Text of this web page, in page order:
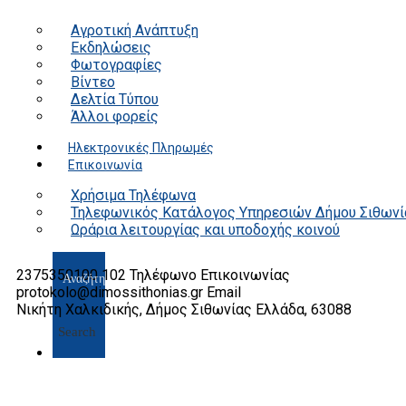
Αγροτική Ανάπτυξη
Εκδηλώσεις
Φωτογραφίες
Βίντεο
Δελτία Τύπου
Άλλοι φορείς
Ηλεκτρονικές Πληρωμές
Επικοινωνία
Χρήσιμα Τηλέφωνα
Τηλεφωνικός Κατάλογος Υπηρεσιών Δήμου
Ωράρια λειτουργίας και υποδοχής κοινού
Search
2375350100 102 Τηλέφωνο Επικοινωνίας
protokolo@dimossithonias.gr Email
Νικήτη Χαλκιδικής, Δήμος Σιθωνίας Ελλάδα, 63088